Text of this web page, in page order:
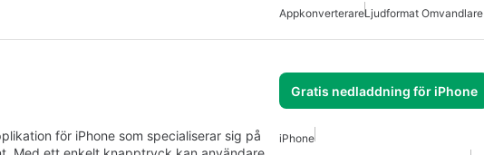
AppkonverterareLjudformat Omvandlare
Gratis nedladdning för iPhone
för iPhone som specialiserar sig på
iPhone